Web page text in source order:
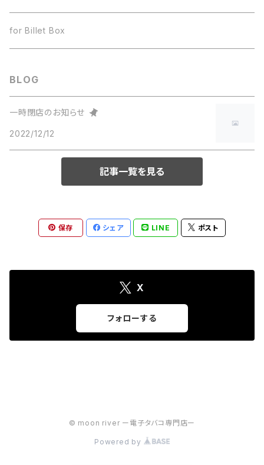
ワイヤー
テクニカルMOD
for Billet Box
BLOG
一時閉店のお知らせ
2022/12/12
記事一覧を見る
保存 シェア LINE ポスト
X
フォローする
© moon river ー電子タバコ専門店ー
Powered by